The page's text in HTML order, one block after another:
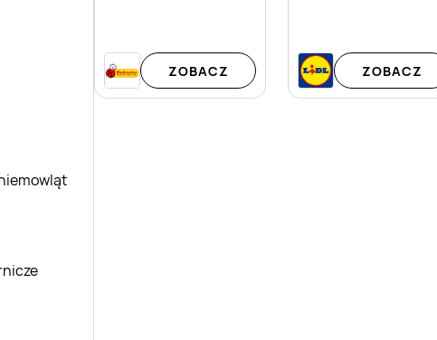
ZOBACZ ZOBACZ